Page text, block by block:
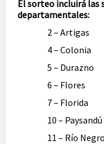
El sorteo incluirá las
departamentales:
2 – Artigas
4 – Colonia
5 – Durazno
6 – Flores
7 – Florida
10 – Paysandú
11 – Río Negro